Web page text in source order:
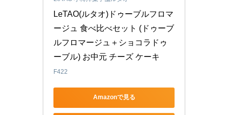
LeTAO(ルタオ)ドゥーブルフロマ
ージュ 食べ比べセット (ドゥーブ
ルフロマージュ＋ショコラドゥ
ーブル) お中元 チーズ ケーキ
F422
Amazonで見る